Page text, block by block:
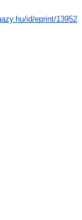
id/eprint/13952